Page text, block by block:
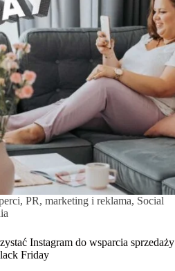
,PR, marketing i reklama, Social
Instagram do wsparcia sprzedaży
Friday